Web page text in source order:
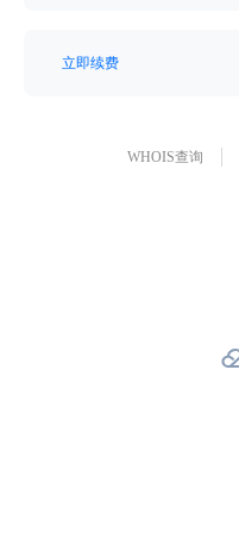
立即续费
WHOIS查询